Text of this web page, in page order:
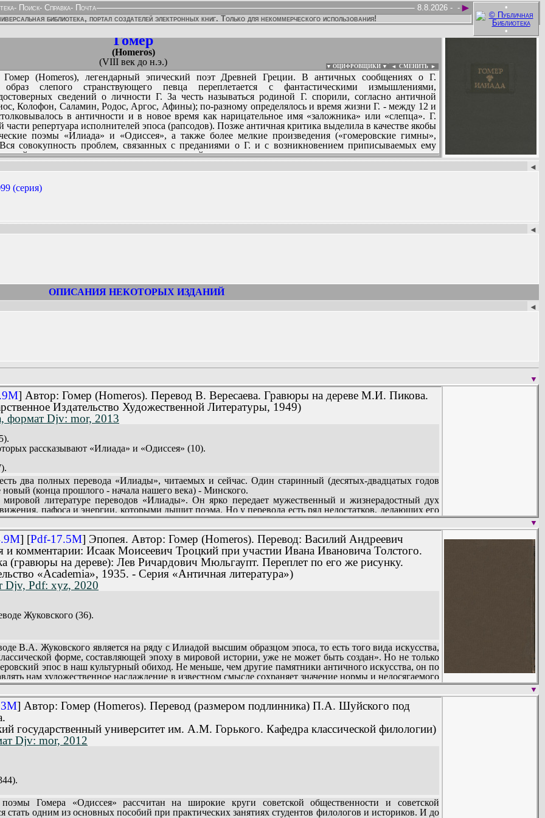
•
•
►
- Поиск- Справка- Почта -
8.8.2026 -
библиотека, портал создателей электронных книг. Только для некоммерческого использования!
Гомер
(Homeros)
(VIII век до н.э.)
▼ ОЦИФРОВЩИКИ ▼ ◄ СМЕНИТЬ ►
Гомер (Homeros), легендарный эпический поэт Древней Греции. В античных сообщениях о Г.
слепого странствующего певца переплетается с фантастическими измышлениями,
сведений о личности Г. За честь называться родиной Г. спорили, согласно античной
Колофон, Саламин, Родос, Аргос, Афины); по-разному определялось и время жизни Г. - между 12 и
в античности и в новое время как нарицательное имя «заложника» или «слепца». Г.
части репертуара исполнителей эпоса (рапсодов). Позже античная критика выделила в качестве якобы
поэмы «Илиада» и «Одиссея», а также более мелкие произведения («гомеровские гимны»,
совокупность проблем, связанных с преданиями о Г. и с возникновением приписываемых ему
окончательного разрешения гомеровский вопрос.
:
ИЗДАНИЙ:
◄
(серия)
литература»)
«Детская литература»)
(серия)
С-Я)
экономикой» (серия)
(серия)
◄
ОПИСАНИЯ НЕКОТОРЫХ ИЗДАНИЙ
◄
▼
] Автор: Гомер (Homeros). Перевод В. Вересаева. Гравюры на дереве М.И. Пикова.
Издательство Художественной Литературы, 1949)
формат Djv: mor, 2013
рассказывают «Илиада» и «Одиссея» (10).
Беотия, или перечень кораблей (37).
ахейского войска со стены. Единоборство Париса и Менелая (65).
клятв. Агамемнонов обход (81).
(99).
с Андромахой (129).
Гектора и Аякса. Погребение мертвых (147).
(163).
Ахиллесу. Просьбы (183).
Агамемнона (225).
(253).
(269).
Зевс (297).
напор от судов (315).
(339).
Менелая (367).
оружия (393).
от гнева (413).
(427).
у реки (445).
Гектора (465).
в честь Патрокла (483).
два полных перевода «Илиады», читаемых и сейчас. Один старинный (десятых-двадцатых годов
(конца прошлого - начала нашего века) - Минского.
литературе переводов «Илиады». Он ярко передает мужественный и жизнерадостный дух
пафоса и энергии, которыми дышит поэма. Но у перевода есть ряд недостатков, делающих его
русским языком, но чрезвычайно сер и совершенно не передает духа подлинника. Минскому более
места, но где у Гомера огненный пафос или мягкая лирика, там Минский вял и прозаичен...
Гнедича везде, где он удачен, везде, где его можно сохранять...
▼
] [Pdf-17.5M] Эпопея. Автор: Гомер (Homeros). Перевод: Василий Андреевич
и комментарии: Исаак Моисеевич Троцкий при участии Ивана Ивановича Толстого.
(гравюры на дереве): Лев Ричардович Мюльгаупт. Переплет по его же рисунку.
«Асаdemia», 1935. - Серия «Античная литература»)
Djv, Pdf: xyz, 2020
Жуковского (36).
В.А. Жуковского является на ряду с Илиадой высшим образцом эпоса, то есть того вида искусства,
форме, составляющей эпоху в мировой истории, уже не может быть создан». Но не только
эпос в наш культурный обиход. Не меньше, чем другие памятники античного искусства, он по
нам художественное наслаждение в известном смысле сохраняет значение нормы и недосягаемого
быта, которые развертывает перед нами Одиссея, это должно быть отнесено не менее, чем к героике
между собой в веках, вместе вошли и в культурный обиход нашего социалистического общества.
прелесть», с которой они выражают «детство человеческого общества, там, где оно развилось
▼
] Автор: Гомер (Homeros). Перевод (размером подлинника) П.А. Шуйского под
государственный университет им. А.М. Горького. Кафедра классической филологии)
Djv: mor, 2012
людей и богов (401-408).
(409-422).
Гомера «Одиссея» рассчитан на широкие круги советской общественности и советской
стать одним из основных пособий при практических занятиях студентов филологов и историков. И до